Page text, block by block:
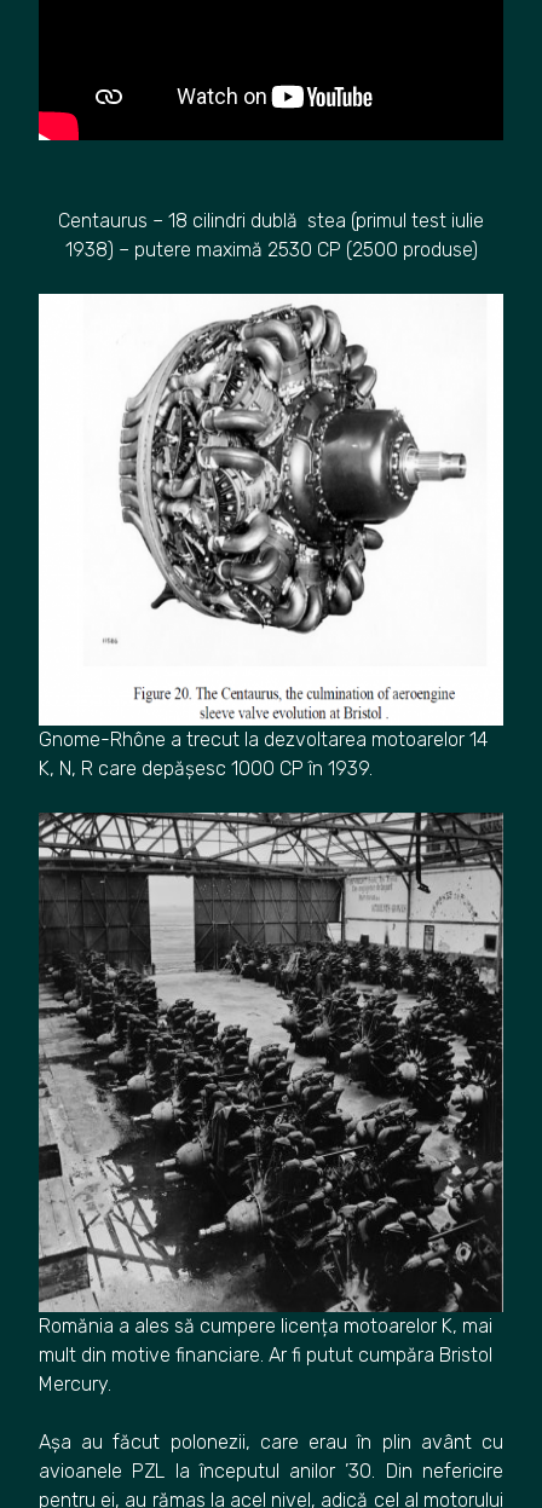
Centaurus – 18 cilindri dublă stea (primul test iulie
1938) – putere maximă 2530 CP (2500 produse)
Gnome-Rhône a trecut la dezvoltarea motoarelor 14
K, N, R care depășesc 1000 CP în 1939.
Romănia a ales să cumpere licența motoarelor K, mai
mult din motive financiare. Ar fi putut cumpăra Bristol
Mercury.
Așa au făcut polonezii, care erau în plin avânt cu
avioanele PZL la începutul anilor ’30. Din nefericire
pentru ei, au rămas la acel nivel, adică cel al motorului